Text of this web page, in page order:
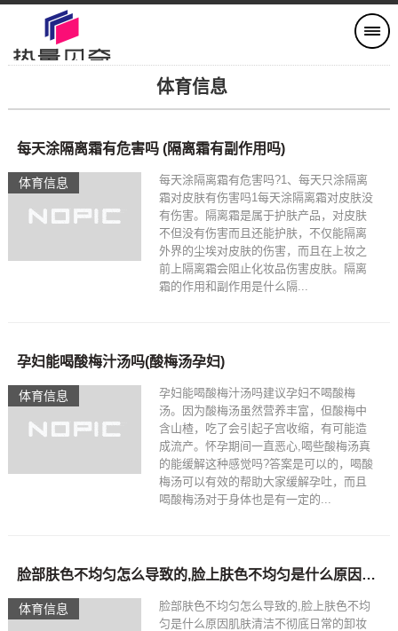
体育信息
体育信息
每天涂隔离霜有危害吗 (隔离霜有副作用吗)
每天涂隔离霜有危害吗?1、每天只涂隔离
霜对皮肤有伤害吗1每天涂隔离霜对皮肤没
有伤害。隔离霜是属于护肤产品，对皮肤
不但没有伤害而且还能护肤，不仅能隔离
外界的尘埃对皮肤的伤害，而且在上妆之
前上隔离霜会阻止化妆品伤害皮肤。隔离
霜的作用和副作用是什么隔...
体育信息
孕妇能喝酸梅汁汤吗(酸梅汤孕妇)
孕妇能喝酸梅汁汤吗建议孕妇不喝酸梅
汤。因为酸梅汤虽然营养丰富，但酸梅中
含山楂，吃了会引起子宫收缩，有可能造
成流产。怀孕期间一直恶心,喝些酸梅汤真
的能缓解这种感觉吗?答案是可以的，喝酸
梅汤可以有效的帮助大家缓解孕吐，而且
喝酸梅汤对于身体也是有一定的...
体育信息
脸部肤色不均匀怎么导致的,脸上肤色不均匀是什么原因(肤色不均的原因)
脸部肤色不均匀怎么导致的,脸上肤色不均
匀是什么原因肌肤清洁不彻底日常的卸妆